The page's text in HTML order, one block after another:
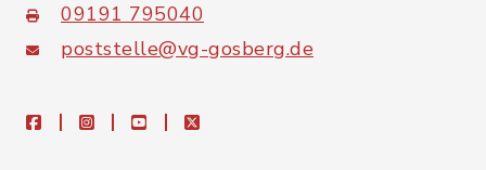
09191 795040
poststelle@vg-gosberg.de
facebookinstagramyoutubeX